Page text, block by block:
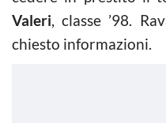
Valeri, classe ’98.
chiesto informazioni.